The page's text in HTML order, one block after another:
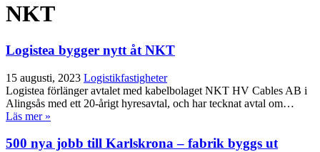
NKT
Logistea bygger nytt åt NKT
15 augusti, 2023 Logistikfastigheter
Logistea förlänger avtalet med kabelbolaget NKT HV Cables AB i
Alingsås med ett 20-årigt hyresavtal, och har tecknat avtal om…
Läs mer »
500 nya jobb till Karlskrona – fabrik byggs ut